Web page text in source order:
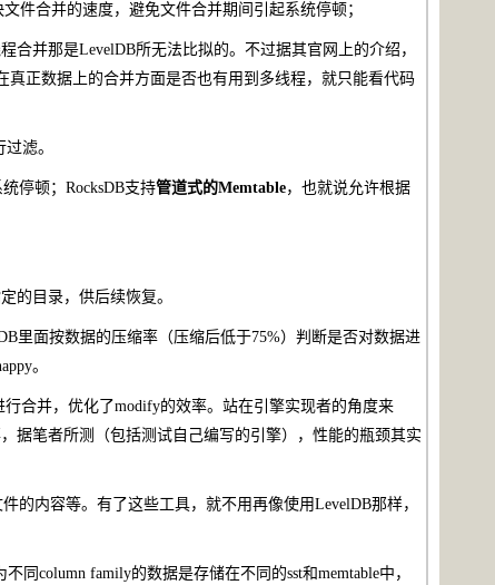
件合并的速度，避免文件合并期间引起系统停顿；
并那是LevelDB所无法比拟的。不过据其官网上的介绍，
真正数据上的合并方面是否也有用到多线程，就只能看代码
滤。
停顿；RocksDB支持管道式的Memtable，也就说允许根据
的目录，供后续恢复。
里面按数据的压缩率（压缩后低于75%）判断是否对数据进
。
行合并，优化了modify的效率。站在引擎实现者的角度来
据笔者所测（包括测试自己编写的引擎），性能的瓶颈其实
的内容等。有了这些工具，就不用再像使用LevelDB那样，
column family的数据是存储在不同的sst和memtable中，